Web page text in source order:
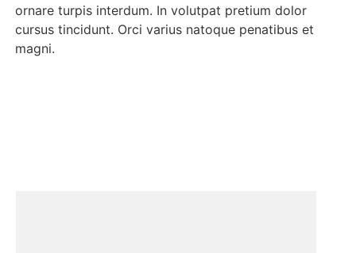
ornare turpis interdum. In volutpat pretium dolor
cursus tincidunt. Orci varius natoque penatibus et
magni.